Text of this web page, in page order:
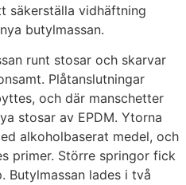
säkerställa vidhäftning
butylmassan.
runt stosar och skarvar
Plåtanslutningar
och där manschetter
stosar av EPDM. Ytorna
alkoholbaserat medel, och
primer. Större springor fick
lades i två